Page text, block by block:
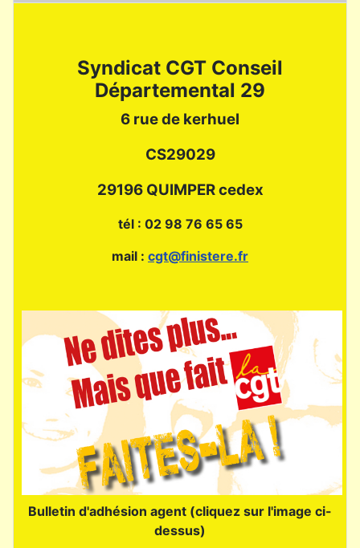
Syndicat CGT Conseil
Départemental 29
6 rue de kerhuel
CS29029
29196 QUIMPER cedex
tél : 02 98 76 65 65
mail : cgt@finistere.fr
Bulletin d'adhésion agent (cliquez sur l'image ci-
dessus)